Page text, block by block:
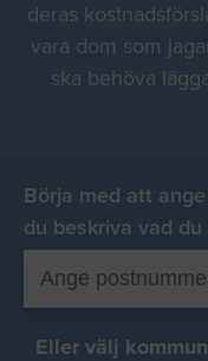
deras
vara dom som
ska behöva
Börja med att
du beskriva vad
Eller välj kommun